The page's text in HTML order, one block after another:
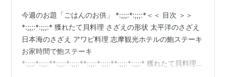
今週のお題「ごはんのお供」 *:;;;:*:;;;:*＜＜ 目次 ＞＞
*:;;;:*:;;;:* 獲れたて貝料理 さざえの形状 太平洋のさざえ
日本海のさざえ アワビ料理 志摩観光ホテルの鮑ステーキ
お家時間で鮑ステーキ
*:;;;:*:;;;:**:;;;:*:;;;:**:;;;:*:;;;:**:;;;:*:;;;:* 獲れたて貝料理